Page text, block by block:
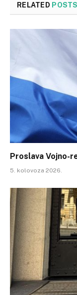
RELATED POSTS
Proslava Vojno-
5. kolovoza 2026.